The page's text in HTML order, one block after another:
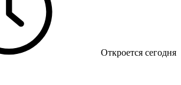
Откроется сегодня